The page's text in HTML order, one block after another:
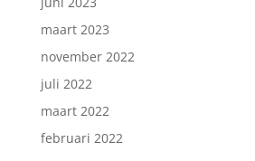
maart 2023
november 2022
juli 2022
maart 2022
februari 2022